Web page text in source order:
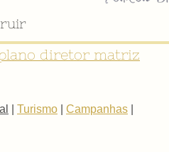
diretor matriz
Turismo Campanhas